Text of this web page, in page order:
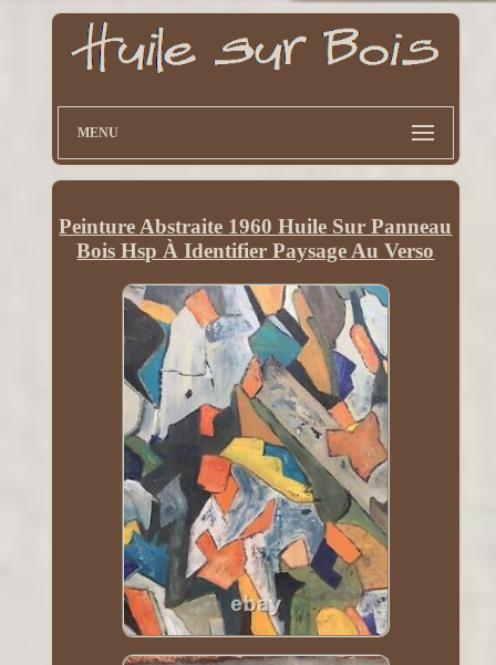
MENU
Peinture Abstraite 1960 Huile Sur Panneau
Bois Hsp À Identifier Paysage Au Verso